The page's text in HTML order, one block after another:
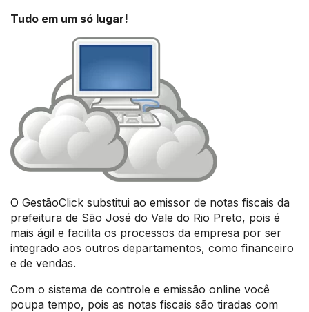
Tudo em um só lugar!
O GestãoClick substitui ao emissor de notas fiscais da
prefeitura de São José do Vale do Rio Preto, pois é
mais ágil e facilita os processos da empresa por ser
integrado aos outros departamentos, como financeiro
e de vendas.
Com o sistema de controle e emissão online você
poupa tempo, pois as notas fiscais são tiradas com